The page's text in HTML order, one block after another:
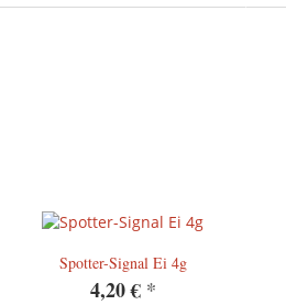
Spotter-Signal Ei 4g
4,20 € *